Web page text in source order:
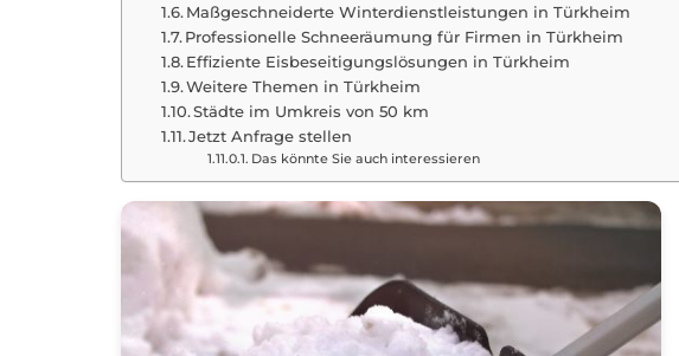
Maßgeschneiderte Winterdienstleistungen in Türkheim
Professionelle Schneeräumung für Firmen in Türkheim
Effiziente Eisbeseitigungslösungen in Türkheim
Weitere Themen in Türkheim
Städte im Umkreis von 50 km
Jetzt Anfrage stellen
Das könnte Sie auch interessieren